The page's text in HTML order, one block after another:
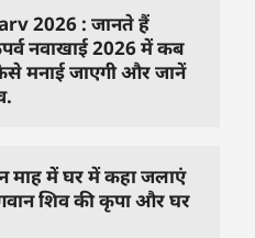
2026 : जानते हैं
नवाखाई 2026 में कब
मनाई जाएगी और जानें
माह में घर में कहा जलाएं
शिव की कृपा और घर